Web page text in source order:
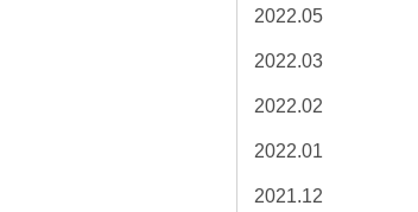
2022.05
2022.03
2022.02
2022.01
2021.12